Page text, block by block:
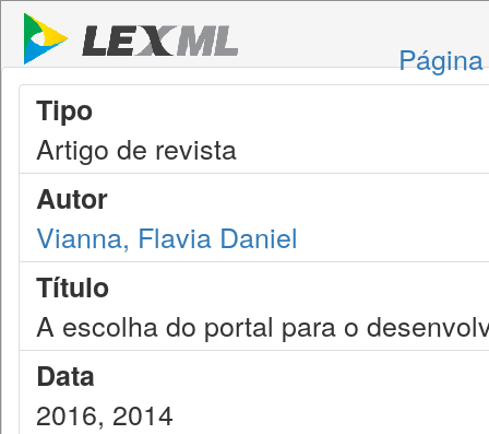
Tipo
Artigo de revista
Autor
Vianna, Flavia Daniel
Título
A escolha do portal para o
Data
2016, 2014